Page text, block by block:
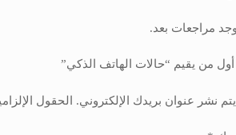
مراجعات بعد.
من يقيم “حالات الهاتف الذكي”
نشر عنوان بريدك الإلكتروني. الحقول